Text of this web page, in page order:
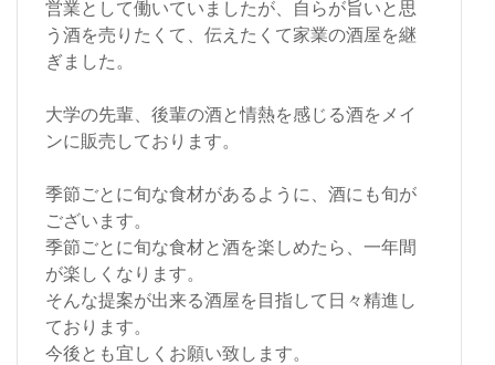
営業として働いていましたが、自らが旨いと思
う酒を売りたくて、伝えたくて家業の酒屋を継
ぎました。
大学の先輩、後輩の酒と情熱を感じる酒をメイ
ンに販売しております。
季節ごとに旬な食材があるように、酒にも旬が
ございます。
季節ごとに旬な食材と酒を楽しめたら、一年間
が楽しくなります。
そんな提案が出来る酒屋を目指して日々精進し
ております。
今後とも宜しくお願い致します。